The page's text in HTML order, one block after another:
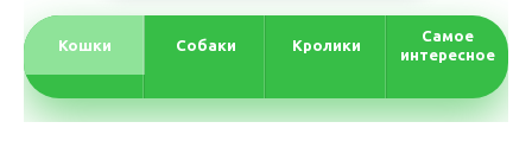
Кошки Собаки Кролики
Самое
интересное